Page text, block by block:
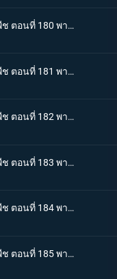
One piece วันพีช ตอนที่ 180 พากย์ไทย ศึกตัดสินที่โบราณสถาน! เป้าหมายของก็อดเอเนล?
One piece วันพีช ตอนที่ 181 พากย์ไทย ความทะเยอทะยานสู่แฟร์รี่วาซ! เรืออาร์คแม็กซิม!
One piece วันพีช ตอนที่ 182 พากย์ไทย เปิดฉากปะทะเดือด! โจรสลัดลูฟี่ ปะทะ ก๊อดเอเนล?
One piece วันพีช ตอนที่ 183 พากย์ไทย แม็กซิมลอยตัว! เดสแปร์เริ่มเคลื่อนไหว!!
One piece วันพีช ตอนที่ 184 พากย์ไทย ลูฟี่ร่วงหล่น! การลงทันฑ์ของก๊อดกับความปรารถนาของนามิ!!
One piece วันพีช ตอนที่ 185 พากย์ไทย ทั้งสองคนตื่นขึ้นแล้ว! ความช่วยเหลือแห่งรักอันรุ่มร้อน!!